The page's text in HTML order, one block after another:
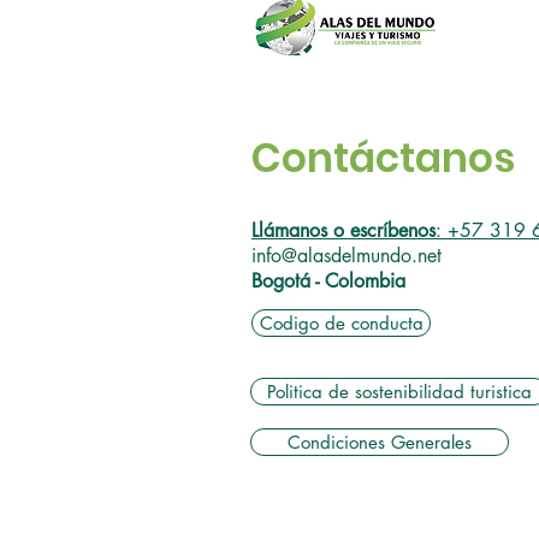
Politica de sostenibilidad turistica
Condiciones Generales
Codigo de conducta
Llámanos o escríbenos: +57 319
info@alasdelmundo.net
Bogotá - Colombia
Contáctanos